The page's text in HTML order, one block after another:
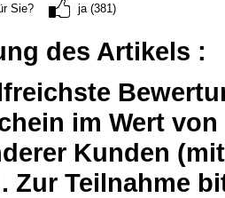
Sie? ja (381)
des Artikels :
im Wert
Kunden
Zur Teilnahme